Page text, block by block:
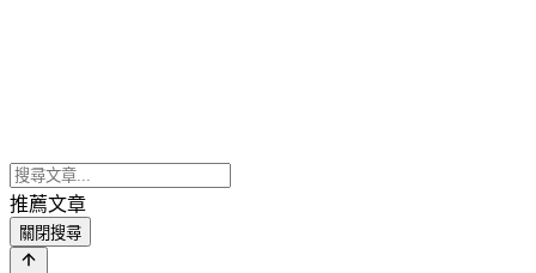
推薦文章
關閉搜尋